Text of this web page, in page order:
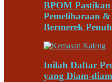
BPOM Pastikan
Pemeliharaan &
Bermerek
Inilah Daftar
yang Diam-